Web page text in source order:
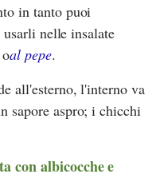
in tanto puoi
nelle insalate
oal pepe.
all'esterno, l'interno va
sapore aspro; i chicchi
con albicocche e